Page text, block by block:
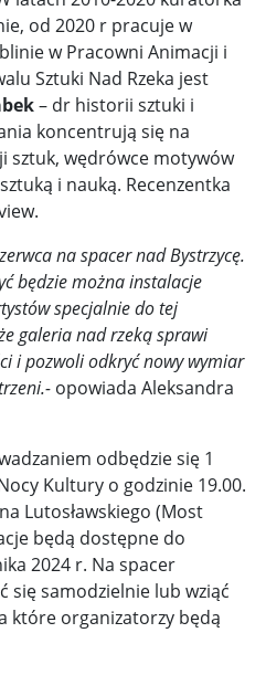
od 2020 r pracuje w
w Pracowni Animacji i
Sztuki Nad Rzeka jest
– dr historii sztuki i
koncentrują się na
sztuk, wędrówce motywów
i nauką. Recenzentka
na spacer nad Bystrzycę.
będzie można instalacje
specjalnie do tej
galeria nad rzeką sprawi
i pozwoli odkryć nowy wymiar
opowiada Aleksandra
odbędzie się 1
Kultury o godzinie 19.00.
Lutosławskiego (Most
będą dostępne do
2024 r. Na spacer
się samodzielnie lub wziąć
które organizatorzy będą